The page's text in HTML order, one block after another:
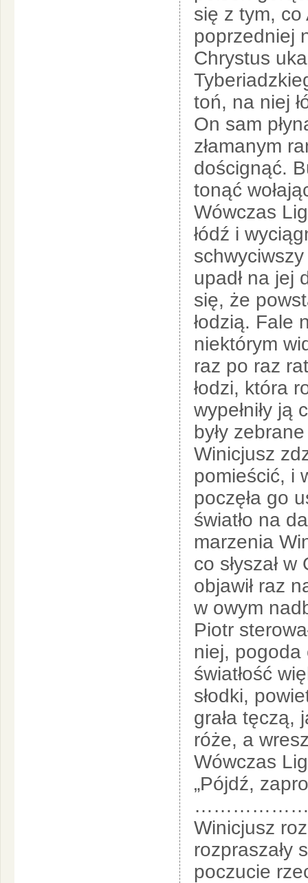
się z tym, co
poprzedniej
Chrystus
toń, na niej
On sam
złamanym
doścignąć.
tonąć
Wówczas
łódź i
upadł na jej
się, że
łodzią. Fale
niektórym
raz po raz
łodzi, która
wypełniły ją
były
Winicjusz
pomieścić, i
poczęła go
światło na
marzenia
co słyszał
objawił raz
w owym
Piotr
niej, pogoda
światłość
słodki,
grała tęczą,
róże, a
Wówczas
„Pójdź,
Winicjusz
rozpraszały
poczucie